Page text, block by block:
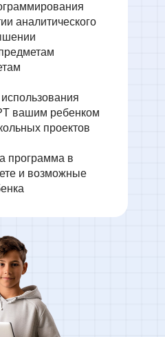
аналитического
вашим ребенком
проектов
программа в
и возможные